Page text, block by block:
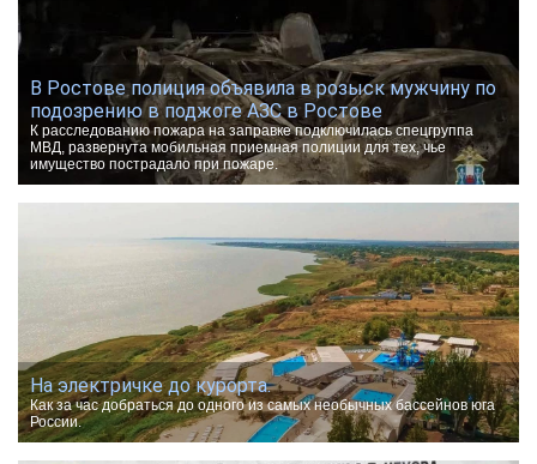
В Ростове полиция объявила в розыск мужчину по
подозрению в поджоге АЗС в Ростове
К расследованию пожара на заправке подключилась спецгруппа
МВД, развернута мобильная приемная полиции для тех, чье
имущество пострадало при пожаре.
На электричке до курорта.
Как за час добраться до одного из самых необычных бассейнов юга
России.